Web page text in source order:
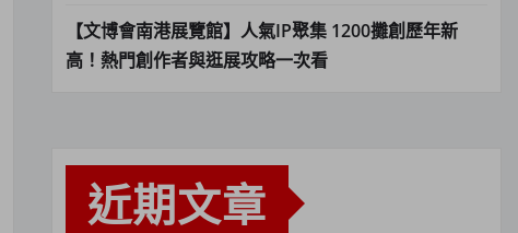
【文博會南港展覽館】人氣IP聚集 1200攤創歷年新
高！熱門創作者與逛展攻略一次看
近期文章